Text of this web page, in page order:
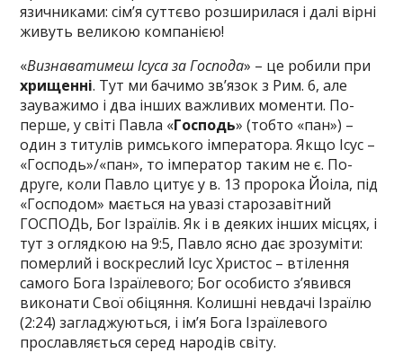
язичниками: сім’я суттєво розширилася і далі вірні
живуть великою компанією!
«Визнаватимеш Ісуса за Господа» – це робили при
хрищенні. Тут ми бачимо зв’язок з Рим. 6, але
зауважимо і два інших важливих моменти. По-
перше, у світі Павла «Господь» (тобто «пан») –
один з титулів римського імператора. Якщо Ісус –
«Господь»/«пан», то імператор таким не є. По-
друге, коли Павло цитує у в. 13 пророка Йоіла, під
«Господом» мається на увазі старозавітний
ГОСПОДЬ, Бог Ізраїлів. Як і в деяких інших місцях, і
тут з оглядкою на 9:5, Павло ясно дає зрозуміти:
померлий і воскреслий Ісус Христос – втілення
самого Бога Ізраїлевого; Бог особисто з’явився
виконати Свої обіцяння. Колишні невдачі Ізраїлю
(2:24) загладжуються, і ім’я Бога Ізраїлевого
прославляється серед народів світу.